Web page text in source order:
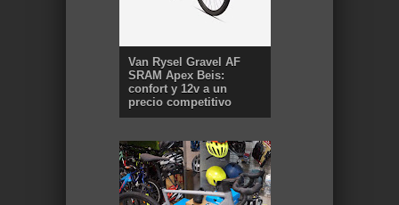
Van Rysel Gravel AF
SRAM Apex Beis:
confort y 12v a un
precio competitivo